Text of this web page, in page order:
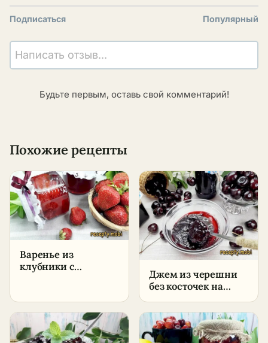
Подписаться Популярный
Написать отзыв...
Будьте первым, оставь свой комментарий!
Похожие рецепты
Варенье из
клубники с
рецепт
Джем из черешни
без косточек на
рецепт